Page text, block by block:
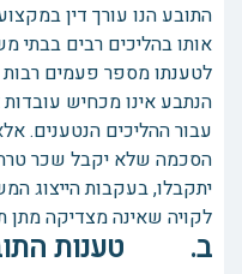
התובע הנו עורך דין
אותו בהליכים רבים בבתי
לטענתו מספר פעמים רבות
הנתבע אינו מכחיש
עבור ההליכים הנטענים.
הסכמה שלא יקבל שכר
יתקבלו, בעקבות הייצוג
לקויה שאינה מצדיקה מתן
ב. טענות